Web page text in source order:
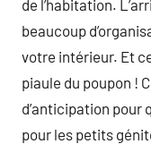
de l’habitation.
beaucoup
votre intérieur. Et
piaule du poupon !
d’anticipation pour
pour les petits